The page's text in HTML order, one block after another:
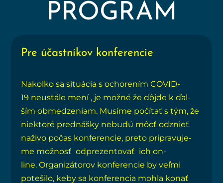
PROGRAM
Pre účastníkov konferencie
Nakoľ­ko sa situ­ácia s ocho­re­ním COVID-
19 neus­tá­le mení , je mož­né že dôj­de k ďal­
ším obme­dze­niam. Musí­me počí­tať s tým, že
nie­kto­ré pred­náš­ky nebu­dú môcť odznieť
naži­vo počas kon­fe­ren­cie, pre­to pri­pra­vu­je­
me mož­nosť odpre­zen­to­vať ich on-
line. Orga­ni­zá­to­rov kon­fe­ren­cie by veľ­mi
pote­ši­lo, keby sa kon­fe­ren­cia moh­la konať